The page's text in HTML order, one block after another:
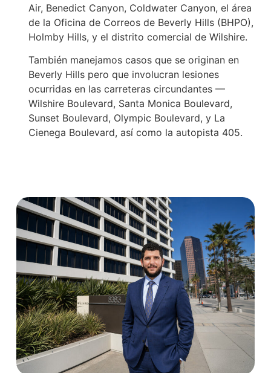
Air, Benedict Canyon, Coldwater Canyon, el área
de la Oficina de Correos de Beverly Hills (BHPO),
Holmby Hills, y el distrito comercial de Wilshire.
También manejamos casos que se originan en
Beverly Hills pero que involucran lesiones
ocurridas en las carreteras circundantes —
Wilshire Boulevard, Santa Monica Boulevard,
Sunset Boulevard, Olympic Boulevard, y La
Cienega Boulevard, así como la autopista 405.